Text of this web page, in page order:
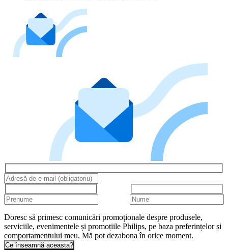
Doresc să primesc comunicări promoționale despre produsele,
serviciile, evenimentele și promoțiile Philips, pe baza preferințelor și
comportamentului meu. Mă pot dezabona în orice moment.
Ce înseamnă aceasta?